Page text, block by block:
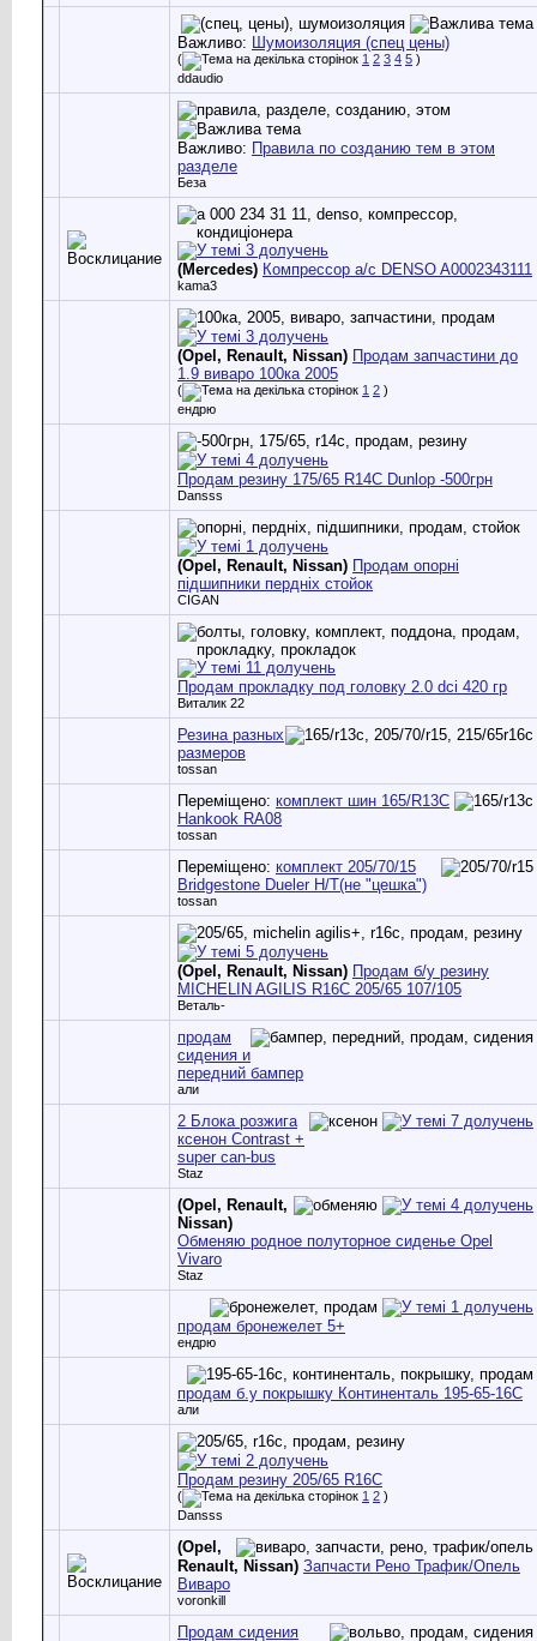
Важливо: Шумоизоляция (спец цены)
( 1 2 3 4 5 )
ddaudio
Важливо: Правила по созданию тем в этом
разделе
Беза
(Mercedes) Компрессор a/c DENSO A0002343111
kama3
(Opel, Renault, Nissan) Продам запчастини до
1.9 виваро 100ка 2005
( 1 2 )
ендрю
Продам резину 175/65 R14C Dunlop -500грн
Dansss
(Opel, Renault, Nissan) Продам опорні
підшипники пердніх стойок
CIGAN
Продам прокладку под головку 2.0 dci 420 гр
Виталик 22
Резина разных
размеров
tossan
Переміщено: комплект шин 165/R13C
Hankook RA08
tossan
Переміщено: комплект 205/70/15
Bridgestone Dueler H/T(не "цешка")
tossan
(Opel, Renault, Nissan) Продам б/у резину
MICHELIN AGILIS R16C 205/65 107/105
Веталь-
продам
сидения и
передний бампер
али
2 Блока розжига
ксенон Contrast +
super can-bus
Staz
(Opel, Renault,
Nissan)
Обменяю родное полуторное сиденье Opel
Vivaro
Staz
продам бронежелет 5+
ендрю
продам б.у покрышку Континенталь 195-65-16С
али
Продам резину 205/65 R16C
( 1 2 )
Dansss
(Opel,
Renault, Nissan) Запчасти Рено Трафик/Опель
Виваро
voronkill
Продам сидения